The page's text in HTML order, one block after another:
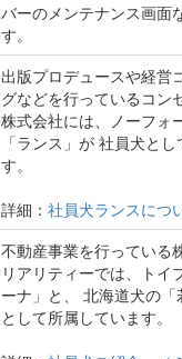
バーのメンテナンス画面
す。
出版プロデュースや経営
グなどを行っているコン
株式会社には、ノーフォ
「ランス」が 社員犬と
す。
詳細： 社員犬ランスにつ
不動産事業を行っている
リアリティーでは、トイ
ーナ」と、 北海道犬の
として所属しています。